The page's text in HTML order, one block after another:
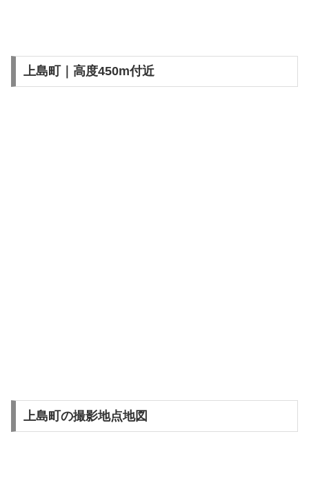
上島町｜高度450m付近
上島町の撮影地点地図